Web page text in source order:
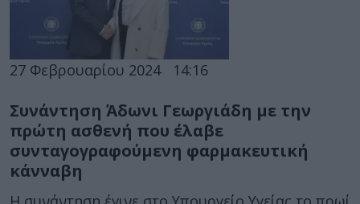
27 Φεβρουαρίου 2024 14:16
Συνάντηση Άδωνι Γεωργιάδη με την
πρώτη ασθενή που έλαβε
συνταγογραφούμενη φαρμακευτική
κάνναβη